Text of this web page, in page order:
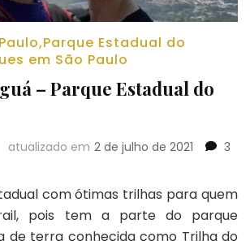
,Parque Estadual do
em São Paulo
– Parque Estadual do
atualizado em 2 de julho de 2021
3
com ótimas trilhas para quem
pois tem a parte do parque
de terra conhecida como Trilha do